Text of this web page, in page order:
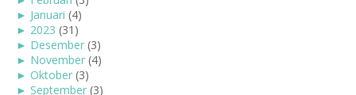
► Januari (4)
► 2023 (31)
► Desember (3)
► November (4)
► Oktober (3)
► September (3)